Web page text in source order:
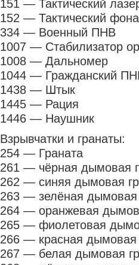
151 — Тактический
152 — Тактический
334 — Военный ПНВ
1007 — Стабилизатор
1008 — Дальномер
1044 — Гражданский
1438 — Штык
1445 — Рация
1446 — Наушник
Взрывчатки и гранаты:
254 — Граната
261 — чёрная дымовая
262 — синяя дымовая
263 — зелёная дымовая
264 — оранжевая
265 — фиолетовая
266 — красная дымовая
267 — белая дымовая